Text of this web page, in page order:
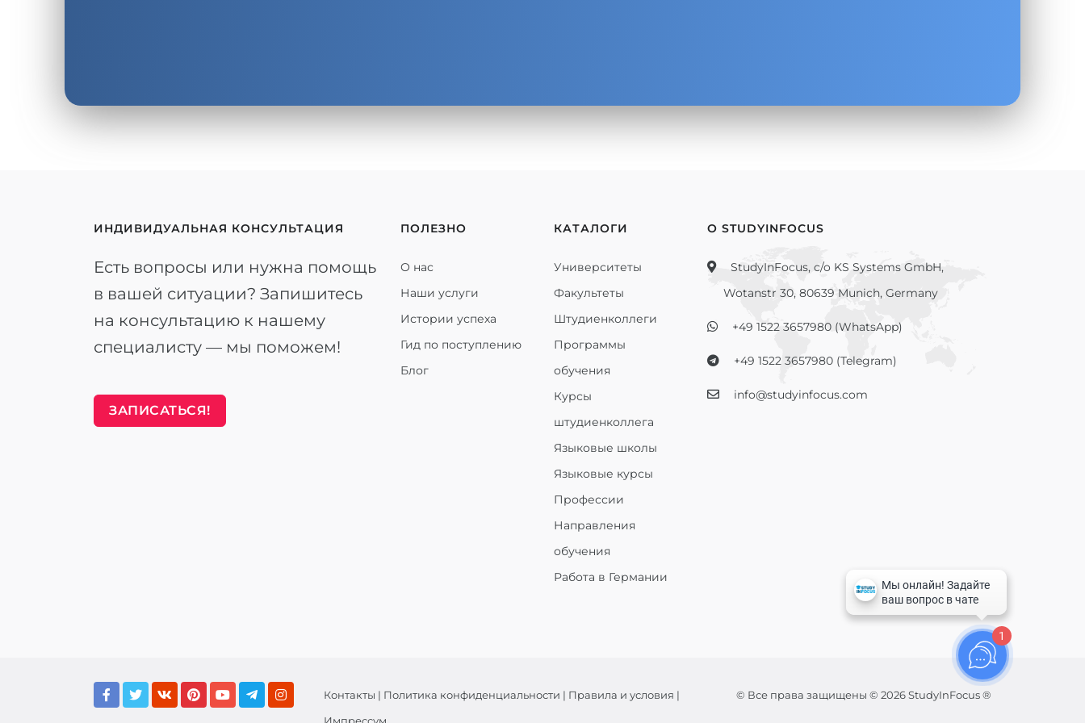
ИНДИВИДУАЛЬНАЯ КОНСУЛЬТАЦИЯ
Есть вопросы или нужна помощь
в вашей ситуации? Запишитесь
на консультацию к нашему
специалисту — мы поможем!
ЗАПИСАТЬСЯ!
ПОЛЕЗНО
О нас
Наши услуги
Истории успеха
Гид по поступлению
Блог
КАТАЛОГИ
Университеты
Факультеты
Штудиенколлеги
Программы
обучения
Курсы
штудиенколлега
Языковые школы
Языковые курсы
Профессии
Направления
обучения
Работа в Германии
О STUDYINFOCUS
StudyInFocus, c/o KS Systems GmbH,
Wotanstr 30, 80639 Munich, Germany
+49 1522 3657980 (WhatsApp)
+49 1522 3657980 (Telegram)
info@studyinfocus.com
Контакты | Политика конфиденциальности | Правила и условия |
© Все права защищены © 2026 StudyInFocus ®
1